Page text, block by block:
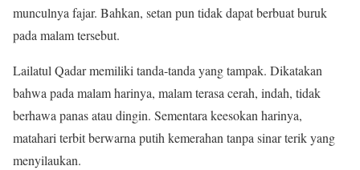
munculnya fajar. Bahkan, setan pun tidak dapat berbuat buruk
pada malam tersebut.
Lailatul Qadar memiliki tanda-tanda yang tampak. Dikatakan
bahwa pada malam harinya, malam terasa cerah, indah, tidak
berhawa panas atau dingin. Sementara keesokan harinya,
matahari terbit berwarna putih kemerahan tanpa sinar terik yang
menyilaukan.